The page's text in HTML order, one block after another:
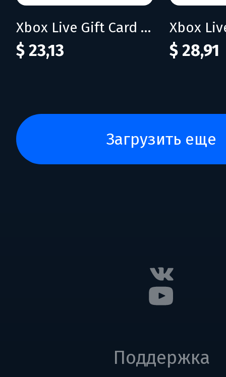
Xbox Live Gift Card 20 EUR (DE)
$ 23,13 $ 28,91
загрузить еще
Поддержка